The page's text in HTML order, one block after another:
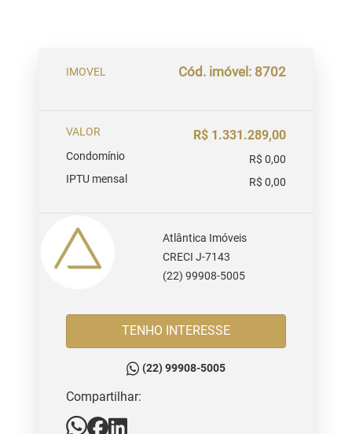
IMOVEL Cód. imóvel: 8702
VALOR R$ 1.331.289,00
Condomínio
R$ 0,00
IPTU mensal
R$ 0,00
Atlântica Imóveis
CRECI J-7143
(22) 99908-5005
TENHO INTERESSE
(22) 99908-5005
Compartilhar: